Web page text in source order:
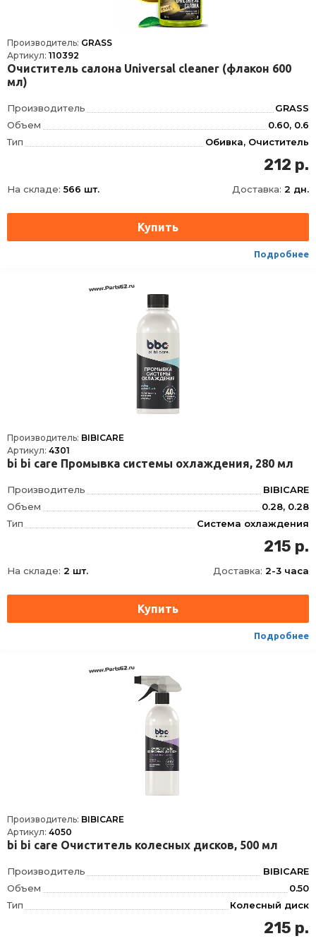
Производитель: GRASS
Артикул: 110392
Очиститель салона Universal сleaner (флакон 600
мл)
Производитель
GRASS
Объем
0.60, 0.6
Тип
Обивка, Очиститель
49x100x285 мм
Нейтральный
Тип продукта
готов к применению
да
212 р.
На складе:566 шт. Доставка: 2 дн.
Подробнее
Производитель: BIBICARE
Артикул: 4301
bi bi care Промывка системы охлаждения, 280 мл
Производитель
BIBICARE
Объем
0.28, 0.28
Тип
Система охлаждения
280 мл
57
Ширина
57
Условия хранения
от -5 до +30
3402500000
Толщина упаковки, мм
215 р.
На складе: 2 шт. Доставка: 2-3 часа
Подробнее
Производитель: BIBICARE
Артикул: 4050
bi bi care Очиститель колесных дисков, 500 мл
Производитель
BIBICARE
Объем
0.50
Тип
Колесный диск
500 мл
68
215 р.